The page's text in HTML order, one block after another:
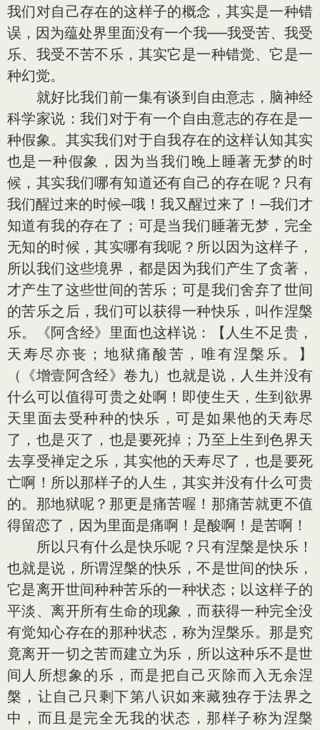
我们对自己存在的这样子的概念，其实是一种错
误，因为蕴处界里面没有一个我──我受苦、我受
乐、我受不苦不乐，其实它是一种错觉、它是一
种幻觉。
就好比我们前一集有谈到自由意志，脑神经
科学家说：我们对于有一个自由意志的存在是一
种假象。其实我们对于自我存在的这样认知其实
也是一种假象，因为当我们晚上睡著无梦的时
候，其实我们哪有知道还有自己的存在呢？只有
我们醒过来的时候─哦！我又醒过来了！─我们才
知道有我的存在了；可是当我们睡著无梦，完全
无知的时候，其实哪有我呢？所以因为这样子，
所以我们这些境界，都是因为我们产生了贪著，
才产生了这些世间的苦乐；可是我们舍弃了世间
的苦乐之后，我们可以获得一种快乐，叫作涅槃
乐。《阿含经》里面也这样说：【人生不足贵，
天寿尽亦丧；地狱痛酸苦，唯有涅槃乐。】
（《增壹阿含经》卷九）也就是说，人生并没有
什么可以值得可贵之处啊！即使生天，生到欲界
天里面去受种种的快乐，可是如果他的天寿尽
了，也是灭了，也是要死掉；乃至上生到色界天
去享受禅定之乐，其实他的天寿尽了，也是要死
亡啊！所以那样子的人生，其实并没有什么可贵
的。那地狱呢？那更是痛苦喔！那痛苦就更不值
得留恋了，因为里面是痛啊！是酸啊！是苦啊！
所以只有什么是快乐呢？只有涅槃是快乐！
也就是说，所谓涅槃的快乐，不是世间的快乐，
它是离开世间种种苦乐的一种状态；以这样子的
平淡、离开所有生命的现象，而获得一种完全没
有觉知心存在的那种状态，称为涅槃乐。那是究
竟离开一切之苦而建立为乐，所以这种乐不是世
间人所想象的乐，而是把自己灭除而入无余涅
槃，让自己只剩下第八识如来藏独存于法界之
中，而且是完全无我的状态，那样子称为涅槃